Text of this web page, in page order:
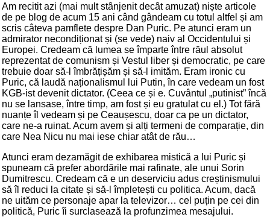
Am recitit azi (mai mult stânjenit decât amuzat) niște articole
de pe blog de acum 15 ani când gândeam cu totul altfel și am
scris câteva pamflete despre Dan Puric. Pe atunci eram un
admirator necondiționat și (se vede) naiv al Occidentului și
Europei. Credeam că lumea se împarte între răul absolut
reprezentat de comunism și Vestul liber și democratic, pe care
trebuie doar să-l îmbrățișăm și să-l imităm. Eram ironic cu
Puric, că laudă naționalismul lui Putin, în care vedeam un fost
KGB-ist devenit dictator. (Ceea ce și e. Cuvântul „putinist” încă
nu se lansase, între timp, am fost și eu gratulat cu el.) Tot fără
nuanțe îl vedeam și pe Ceaușescu, doar ca pe un dictator,
care ne-a ruinat. Acum avem și alți termeni de comparație, din
care Nea Nicu nu mai iese chiar atât de rău…
Atunci eram dezamăgit de exhibarea mistică a lui Puric și
spuneam că prefer abordările mai rafinate, ale unui Sorin
Dumitrescu. Credeam că e un deserviciu adus creștinismului
să îl reduci la citate și să-l împletești cu politica. Acum, dacă
ne uităm ce personaje apar la televizor… cel puțin pe cei din
politică, Puric îi surclasează la profunzimea mesajului.